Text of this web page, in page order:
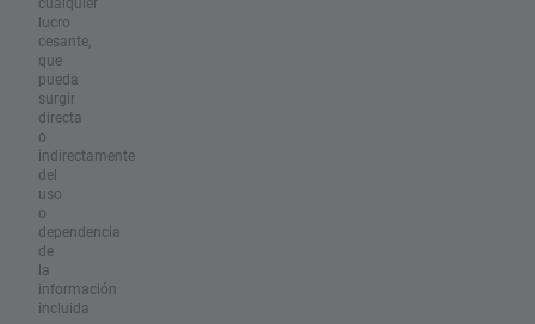
lucro
cesante,
que
pueda
surgir
directa
o
indirectamente
del
uso
o
dependencia
de
la
información
incluida